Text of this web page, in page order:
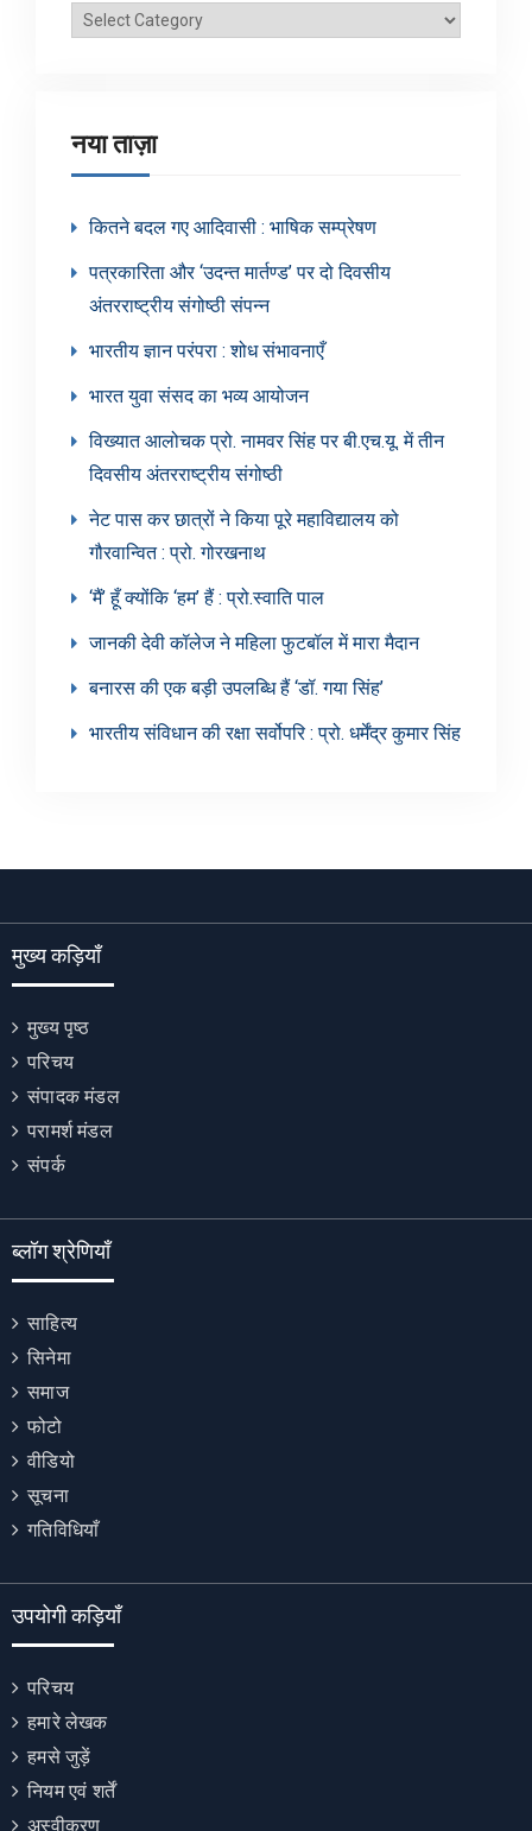
ब्लॉग
नया ताज़ा
कितने बदल गए आदिवासी : भाषिक सम्प्रेषण
पत्रकारिता और ‘उदन्त मार्तण्ड’ पर दो दिवसीय
अंतरराष्ट्रीय संगोष्ठी संपन्न
भारतीय ज्ञान परंपरा : शोध संभावनाएँ
भारत युवा संसद का भव्य आयोजन
विख्यात आलोचक प्रो. नामवर सिंह पर बी.एच.यू. में तीन
दिवसीय अंतरराष्ट्रीय संगोष्ठी
नेट पास कर छात्रों ने किया पूरे महाविद्यालय को
गौरवान्वित : प्रो. गोरखनाथ
‘मैं’ हूँ क्योंकि ‘हम’ हैं : प्रो.स्वाति पाल
जानकी देवी कॉलेज ने महिला फुटबॉल में मारा मैदान
बनारस की एक बड़ी उपलब्धि हैं ‘डॉ. गया सिंह’
भारतीय संविधान की रक्षा सर्वोपरि : प्रो. धर्मेंद्र कुमार सिंह
मुख्य कड़ियाँ
मुख्य पृष्ठ
परिचय
संपादक मंडल
परामर्श मंडल
संपर्क
ब्लॉग श्रेणियाँ
साहित्य
सिनेमा
समाज
फोटो
वीडियो
सूचना
गतिविधियाँ
उपयोगी कड़ियाँ
परिचय
हमारे लेखक
हमसे जुड़ें
नियम एवं शर्तें
अस्वीकरण